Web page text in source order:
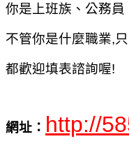
你是上班族、公務
不管你是什麼職業,
都歡迎填表諮詢喔!
網址： http://